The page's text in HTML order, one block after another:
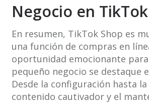
Negocio en
En resumen, TikTok Shop es
una función de compras en
oportunidad emocionante
pequeño negocio se destaque
Desde la configuración hasta
contenido cautivador y el